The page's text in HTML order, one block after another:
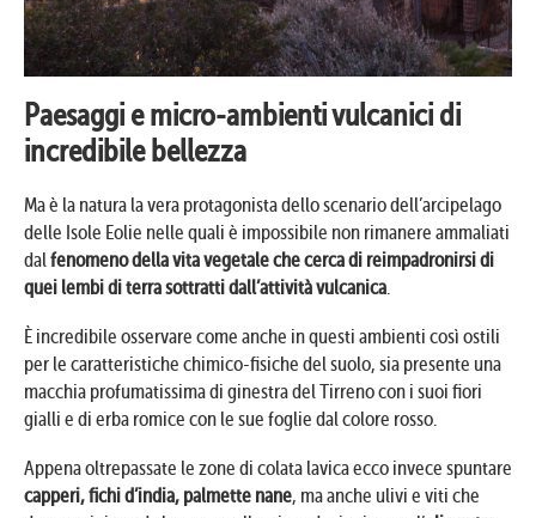
Paesaggi e micro-ambienti vulcanici di
incredibile bellezza
Ma è la natura la vera protagonista dello scenario dell’arcipelago
delle Isole Eolie nelle quali è impossibile non rimanere ammaliati
dalfenomeno della vita vegetale che cerca di reimpadronirsi di
quei lembi di terra sottratti dall’attività vulcanica.
È incredibile osservare come anche in questi ambienti così ostili
per le caratteristiche chimico-fisiche del suolo, sia presente una
macchia profumatissima di ginestra del Tirreno con i suoi fiori
gialli e di erba romice con le sue foglie dal colore rosso.
Appena oltrepassate le zone di colata lavica ecco invece spuntare
capperi, fichi d’india, palmette nane, ma anche ulivi e viti che